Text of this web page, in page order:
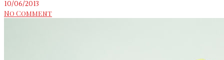
10/06/2013
No Comment